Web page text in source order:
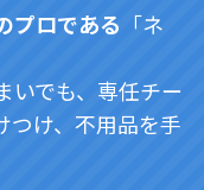
プロである 「ネ
いでも、専任チー
つけ、不用品を手